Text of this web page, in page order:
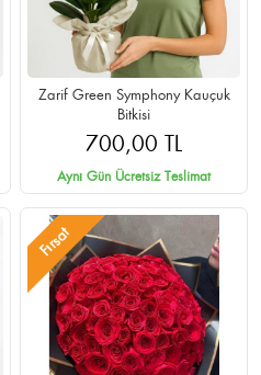
Zarif Green Symphony Kauçuk
Bitkisi
700,00 TL
Aynı Gün Ücretsiz Teslimat
Fırsat